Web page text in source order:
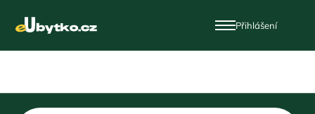
Přihlášení